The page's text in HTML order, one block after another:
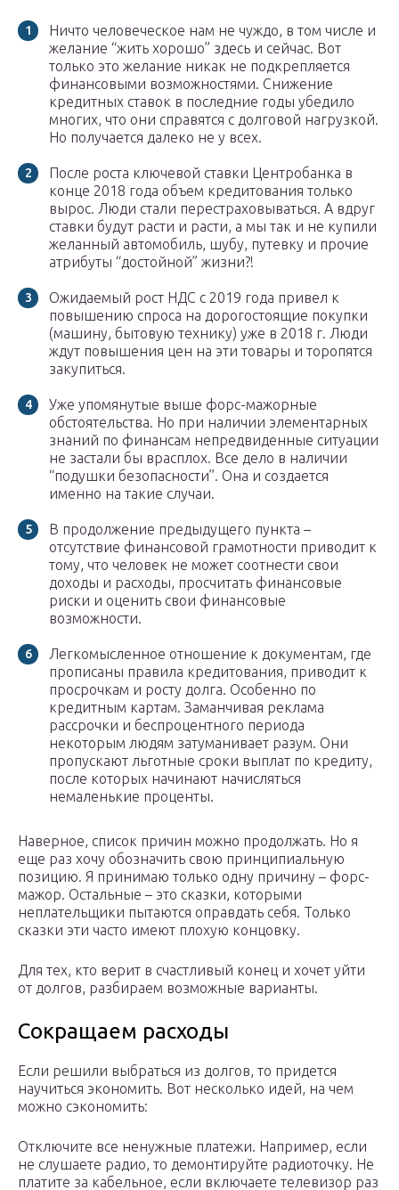
Ничто человеческое нам не чуждо, в том числе и
желание “жить хорошо” здесь и сейчас. Вот
только это желание никак не подкрепляется
финансовыми возможностями. Снижение
кредитных ставок в последние годы убедило
многих, что они справятся с долговой нагрузкой.
Но получается далеко не у всех.
После роста ключевой ставки Центробанка в
конце 2018 года объем кредитования только
вырос. Люди стали перестраховываться. А вдруг
ставки будут расти и расти, а мы так и не купили
желанный автомобиль, шубу, путевку и прочие
атрибуты “достойной” жизни?!
Ожидаемый рост НДС с 2019 года привел к
повышению спроса на дорогостоящие покупки
(машину, бытовую технику) уже в 2018 г. Люди
ждут повышения цен на эти товары и торопятся
закупиться.
Уже упомянутые выше форс-мажорные
обстоятельства. Но при наличии элементарных
знаний по финансам непредвиденные ситуации
не застали бы врасплох. Все дело в наличии
“подушки безопасности”. Она и создается
именно на такие случаи.
В продолжение предыдущего пункта –
отсутствие финансовой грамотности приводит к
тому, что человек не может соотнести свои
доходы и расходы, просчитать финансовые
риски и оценить свои финансовые
возможности.
Легкомысленное отношение к документам, где
прописаны правила кредитования, приводит к
просрочкам и росту долга. Особенно по
кредитным картам. Заманчивая реклама
рассрочки и беспроцентного периода
некоторым людям затуманивает разум. Они
пропускают льготные сроки выплат по кредиту,
после которых начинают начисляться
немаленькие проценты.
Наверное, список причин можно продолжать. Но я
еще раз хочу обозначить свою принципиальную
позицию. Я принимаю только одну причину – форс-
мажор. Остальные – это сказки, которыми
неплательщики пытаются оправдать себя. Только
сказки эти часто имеют плохую концовку.
Для тех, кто верит в счастливый конец и хочет уйти
от долгов, разбираем возможные варианты.
Сокращаем расходы
Если решили выбраться из долгов, то придется
научиться экономить. Вот несколько идей, на чем
можно сэкономить:
Отключите все ненужные платежи. Например, если
не слушаете радио, то демонтируйте радиоточку. Не
платите за кабельное, если включаете телевизор раз